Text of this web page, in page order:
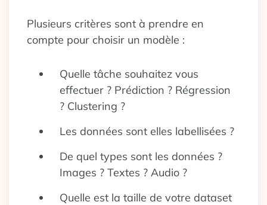
Plusieurs critères sont à prendre en
compte pour choisir un modèle :
Quelle tâche souhaitez vous
effectuer ? Prédiction ? Régression
? Clustering ?
Les données sont elles labellisées ?
De quel types sont les données ?
Images ? Textes ? Audio ?
Quelle est la taille de votre dataset